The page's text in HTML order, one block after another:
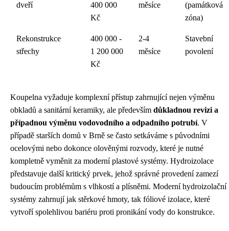
dveří
400 000
Kč
měsíce
(památková
zóna)
Rekonstrukce
střechy
400 000 -
1 200 000
Kč
2-4
měsíce
Stavební
povolení
Koupelna vyžaduje komplexní přístup zahrnující nejen výměnu
obkladů a sanitární keramiky, ale především důkladnou revizi a
případnou výměnu vodovodního a odpadního potrubí. V
případě starších domů v Brně se často setkáváme s původními
ocelovými nebo dokonce olověnými rozvody, které je nutné
kompletně vyměnit za moderní plastové systémy. Hydroizolace
představuje další kritický prvek, jehož správné provedení zamezí
budoucím problémům s vlhkostí a plísněmi. Moderní hydroizolační
systémy zahrnují jak stěrkové hmoty, tak fóliové izolace, které
vytvoří spolehlivou bariéru proti pronikání vody do konstrukce.